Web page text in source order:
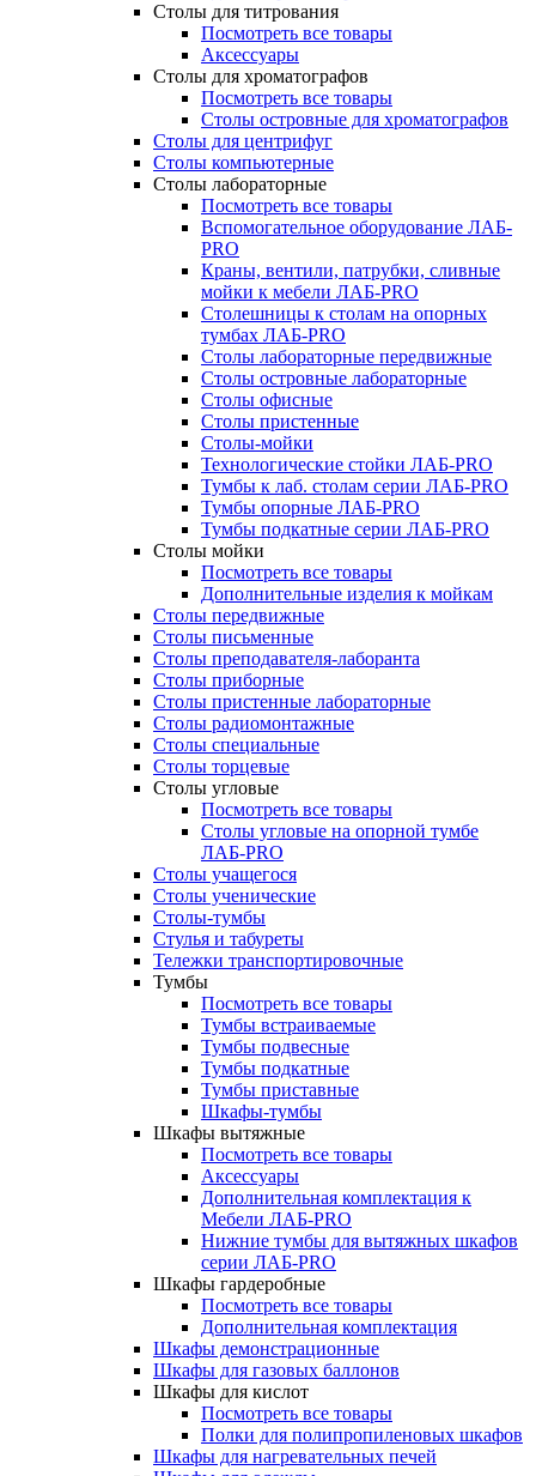
Столы для титрования
Посмотреть все товары
Аксессуары
Столы для хроматографов
Посмотреть все товары
Столы островные для хроматографов
Столы для центрифуг
Столы компьютерные
Столы лабораторные
Посмотреть все товары
Вспомогательное оборудование ЛАБ-
PRO
Краны, вентили, патрубки, сливные
мойки к мебели ЛАБ-PRO
Столешницы к столам на опорных
тумбах ЛАБ-PRO
Столы лабораторные передвижные
Столы островные лабораторные
Столы офисные
Столы пристенные
Столы-мойки
Технологические стойки ЛАБ-PRO
Тумбы к лаб. столам серии ЛАБ-PRO
Тумбы опорные ЛАБ-PRO
Тумбы подкатные серии ЛАБ-PRO
Столы мойки
Посмотреть все товары
Дополнительные изделия к мойкам
Столы передвижные
Столы письменные
Столы преподавателя-лаборанта
Столы приборные
Столы пристенные лабораторные
Столы радиомонтажные
Столы специальные
Столы торцевые
Столы угловые
Посмотреть все товары
Столы угловые на опорной тумбе
ЛАБ-PRO
Столы учащегося
Столы ученические
Столы-тумбы
Стулья и табуреты
Тележки транспортировочные
Тумбы
Посмотреть все товары
Тумбы встраиваемые
Тумбы подвесные
Тумбы подкатные
Тумбы приставные
Шкафы-тумбы
Шкафы вытяжные
Посмотреть все товары
Аксессуары
Дополнительная комплектация к
Мебели ЛАБ-PRO
Нижние тумбы для вытяжных шкафов
серии ЛАБ-PRO
Шкафы гардеробные
Посмотреть все товары
Дополнительная комплектация
Шкафы демонстрационные
Шкафы для газовых баллонов
Шкафы для кислот
Посмотреть все товары
Полки для полипропиленовых шкафов
Шкафы для нагревательных печей